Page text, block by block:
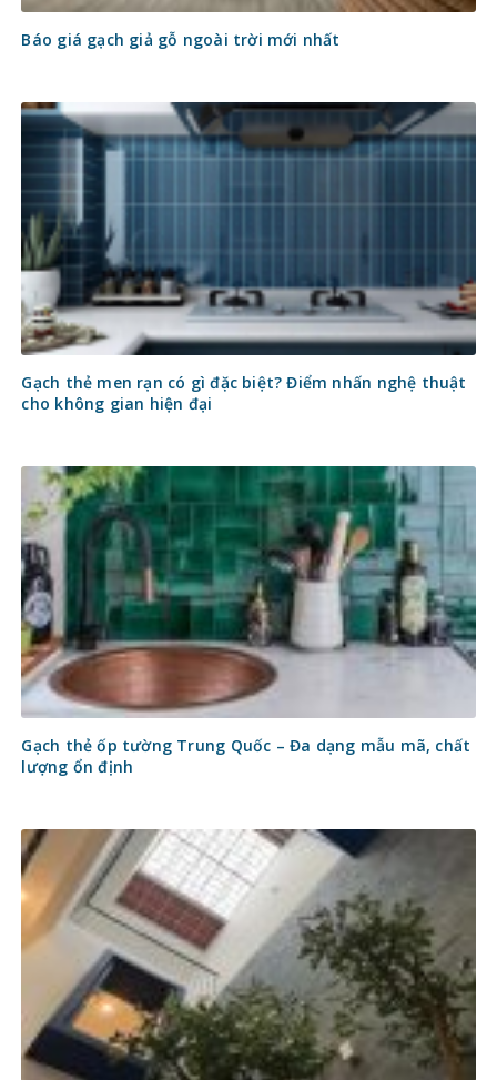
Báo giá gạch giả gỗ ngoài trời mới nhất
Gạch thẻ men rạn có gì đặc biệt? Điểm nhấn nghệ thuật
cho không gian hiện đại
Gạch thẻ ốp tường Trung Quốc – Đa dạng mẫu mã, chất
lượng ổn định